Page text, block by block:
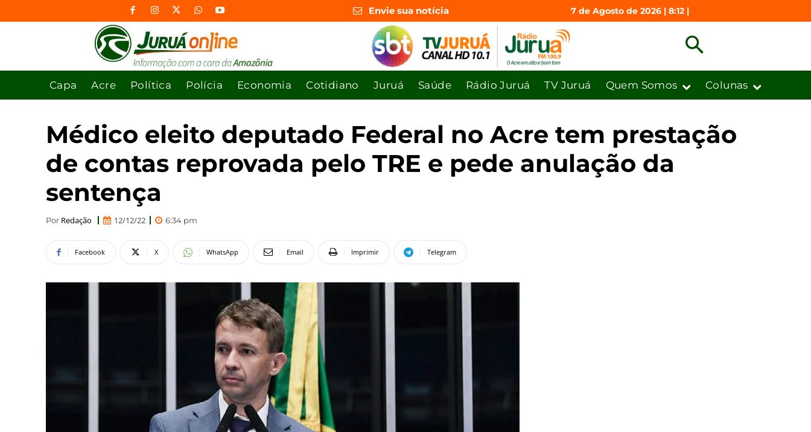
Envie sua notícia 7 de Agosto de 2026 | 8:12 |
Capa Acre Política Polícia Economia Cotidiano Juruá Saúde Rádio Juruá TV Juruá Quem Somos Colunas
Médico eleito deputado Federal no Acre tem prestação
de contas reprovada pelo TRE e pede anulação da
sentença
Por Redação 12/12/22 6:34 pm
Facebook X WhatsApp Email Imprimir Telegram